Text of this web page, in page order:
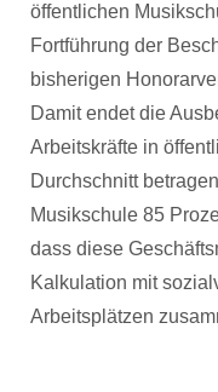
öffentlichen
Fortführung der
bisherigen
Damit endet die
Arbeitskräfte in
Durchschnitt
Musikschule 85
dass diese
Kalkulation mit
Arbeitsplätzen